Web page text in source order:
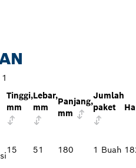
1
Tinggi,
mm
Lebar,
mm
Panjang,
mm
Jumlah
paket
15 51 180 1 Buah